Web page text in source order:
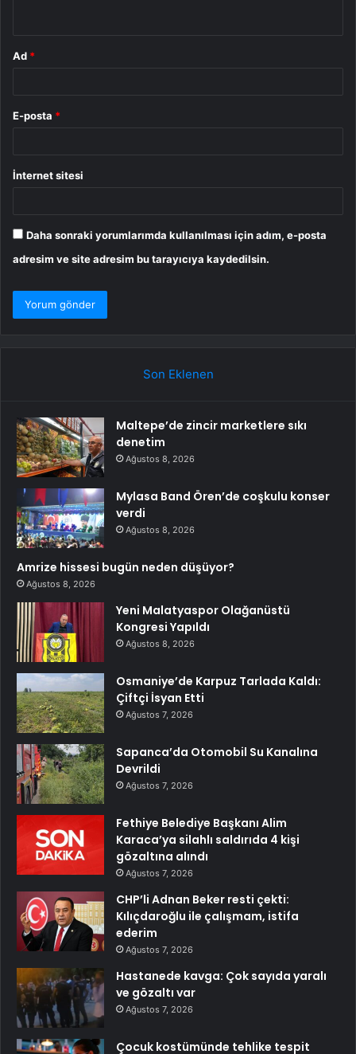
Ad *
E-posta *
İnternet sitesi
Daha sonraki yorumlarımda kullanılması için adım, e-posta
adresim ve site adresim bu tarayıcıya kaydedilsin.
Son Eklenen
Maltepe’de zincir marketlere sıkı
denetim
Ağustos 8, 2026
Mylasa Band Ören’de coşkulu konser
verdi
Ağustos 8, 2026
Amrize hissesi bugün neden düşüyor?
Ağustos 8, 2026
Yeni Malatyaspor Olağanüstü
Kongresi Yapıldı
Ağustos 8, 2026
Osmaniye’de Karpuz Tarlada Kaldı:
Çiftçi İsyan Etti
Ağustos 7, 2026
Sapanca’da Otomobil Su Kanalına
Devrildi
Ağustos 7, 2026
Fethiye Belediye Başkanı Alim
Karaca’ya silahlı saldırıda 4 kişi
gözaltına alındı
Ağustos 7, 2026
CHP’li Adnan Beker resti çekti:
Kılıçdaroğlu ile çalışmam, istifa
ederim
Ağustos 7, 2026
Hastanede kavga: Çok sayıda yaralı
ve gözaltı var
Ağustos 7, 2026
Çocuk kostümünde tehlike tespit